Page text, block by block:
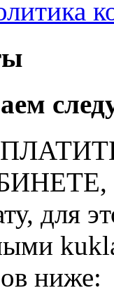
для
ниже: